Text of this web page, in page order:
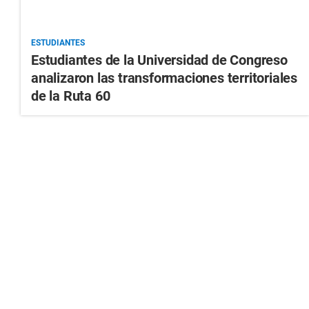
ESTUDIANTES
Estudiantes de la Universidad de Congreso
analizaron las transformaciones territoriales
de la Ruta 60